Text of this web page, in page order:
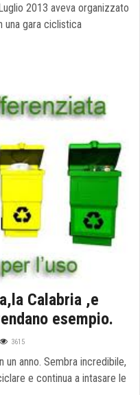
2013 aveva organizzato
una gara ciclistica
Calabria ,e
esempio.
3615
un anno. Sembra incredibile,
e continua a intasare le